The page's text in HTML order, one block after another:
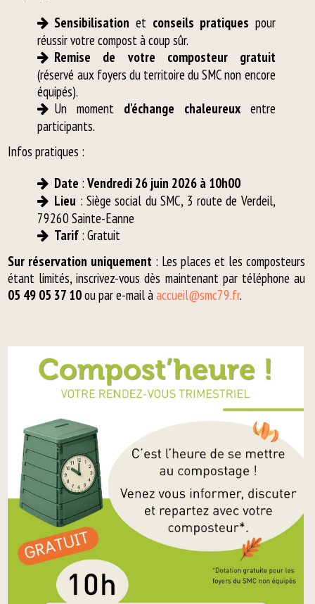
Sensibilisation et conseils pratiques pour
réussir votre compost à coup sûr.
Remise de votre composteur gratuit
(réservé aux foyers du territoire du SMC non encore
équipés).
Un moment d'échange chaleureuxentre
participants.
Infos pratiques :
Date :Vendredi 26 juin 2026 à 10h00
Lieu : Siège social du SMC, 3 route de Verdeil,
79260 Sainte-Eanne
Tarif : Gratuit
Sur réservation uniquement : Les places et les composteurs
étant limités, inscrivez-vous dès maintenant par téléphone au
05 49 05 37 10ou par e-mail àaccueil@smc79.fr.